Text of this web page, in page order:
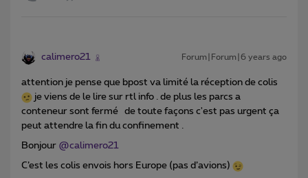
calimero21 Forum|Forum|6 years ago
attention je pense que bpost va limité la réception de colis
je viens de le lire sur rtl info . de plus les parcs a
conteneur sont fermé de toute façons c'est pas urgent ça
peut attendre la fin du confinement .
Bonjour @calimero21
C’est les colis envois hors Europe (pas d’avions)